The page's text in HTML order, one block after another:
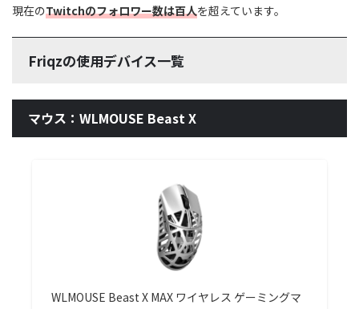
現在のTwitchのフォロワー数は百人を超えています。
Friqzの使用デバイス一覧
マウス：WLMOUSE Beast X
WLMOUSE Beast X MAX ワイヤレス ゲーミングマ